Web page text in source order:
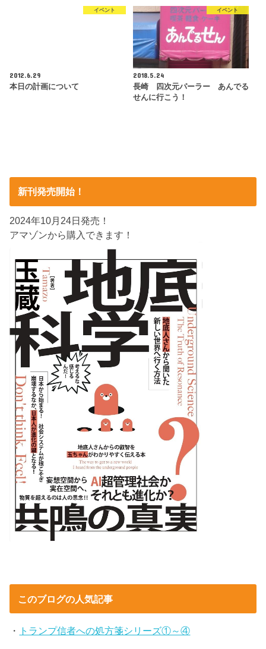
イベント
2012.6.29
本日の計画について
イベント
2018.5.24
長崎 四次元パーラー あんでる
せんに行こう！
新刊発売開始！
2024年10月24日発売！
アマゾンから購入できます！
このブログの人気記事
・ トランプ信者への処方箋シリーズ①～④